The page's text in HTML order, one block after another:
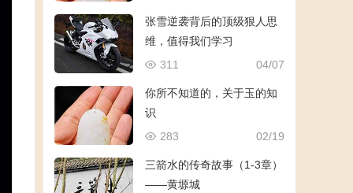
张雪逆袭背后的顶级狠人思
维，值得我们学习
04/07
311
你所不知道的，关于玉的知
识
02/19
283
三箭水的传奇故事（1-3章）
——黄塬城